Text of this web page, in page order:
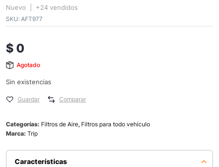
Nuevo | +24 vendidos
SKU: AFT977
$ 0
Agotado
Sin existencias
Guardar Comparar
Categorías: Filtros de Aire, Filtros para todo vehículo
Marca: Trip
Características